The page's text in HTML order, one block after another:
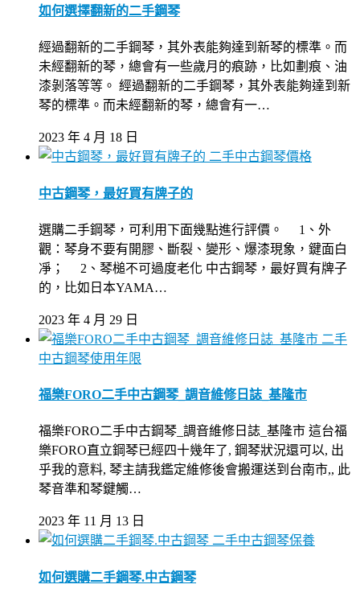
如何選擇翻新的二手鋼琴
經過翻新的二手鋼琴，其外表能夠達到新琴的標準。而
未經翻新的琴，總會有一些歲月的痕跡，比如劃痕、油
漆剝落等等。 經過翻新的二手鋼琴，其外表能夠達到新
琴的標準。而未經翻新的琴，總會有一…
2023 年 4 月 18 日
二手中古鋼琴價格
中古鋼琴，最好買有牌子的
選購二手鋼琴，可利用下面幾點進行評價。 1、外
觀：琴身不要有開膠、斷裂、變形、爆漆現象，鍵面白
凈； 2、琴槌不可過度老化 中古鋼琴，最好買有牌子
的，比如日本YAMA…
2023 年 4 月 29 日
二手
中古鋼琴使用年限
福樂FORO二手中古鋼琴_調音維修日誌_基隆市
福樂FORO二手中古鋼琴_調音維修日誌_基隆市 這台福
樂FORO直立鋼琴已經四十幾年了, 鋼琴狀況還可以, 出
乎我的意料, 琴主請我鑑定維修後會搬運送到台南市,, 此
琴音準和琴鍵觸…
2023 年 11 月 13 日
二手中古鋼琴保養
如何選購二手鋼琴.中古鋼琴